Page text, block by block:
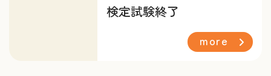
検定試験終了
more